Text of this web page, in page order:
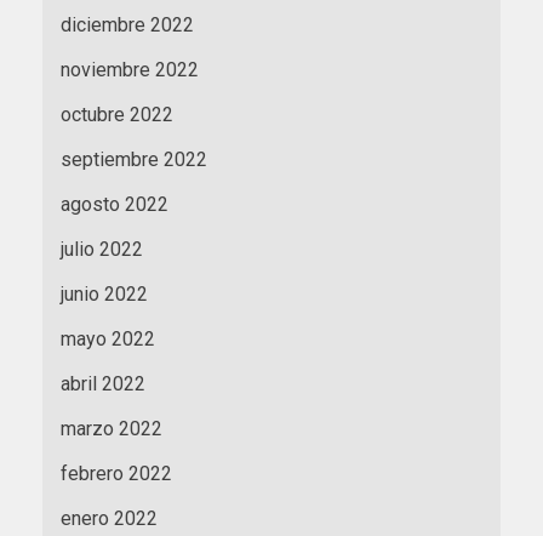
diciembre 2022
noviembre 2022
octubre 2022
septiembre 2022
agosto 2022
julio 2022
junio 2022
mayo 2022
abril 2022
marzo 2022
febrero 2022
enero 2022